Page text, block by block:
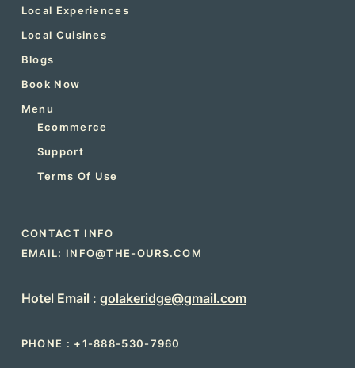
Local Experiences
Local Cuisines
Blogs
Book Now
Menu
Ecommerce
Support
Terms Of Use
CONTACT INFO
EMAIL: INFO@THE-OURS.COM
Hotel Email : golakeridge@gmail.com
PHONE : +1-888-530-7960